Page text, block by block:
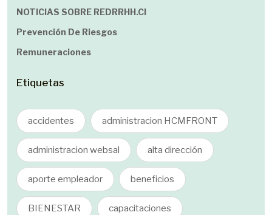
NOTICIAS SOBRE REDRRHH.cl
Prevención De Riesgos
Remuneraciones
Etiquetas
accidentes administracion HCMFRONT
administracion websal alta dirección
aporte empleador beneficios
BIENESTAR capacitaciones